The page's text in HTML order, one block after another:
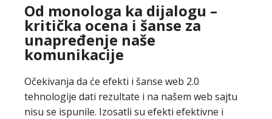
Od monologa ka dijalogu –
kritička ocena i šanse za
unapređenje naše
komunikacije
Očekivanja da će efekti i šanse web 2.0
tehnologije dati rezultate i na našem web sajtu
nisu se ispunile. Izosatli su efekti efektivne i